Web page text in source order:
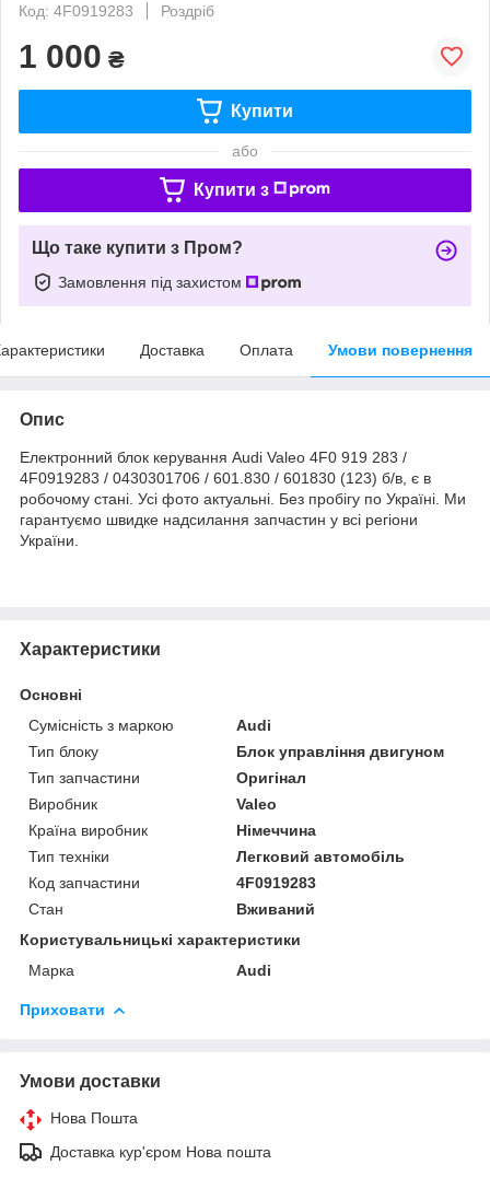
Код: 4F0919283
Роздріб
1 000 ₴
Купити
або
Купити з
Що таке купити з Пром?
Замовлення під захистом
Доставка Оплата Умови повернення
Опис
Електронний блок керування Audi Valeo 4F0 919 283 /
4F0919283 / 0430301706 / 601.830 / 601830 (123) б/в, є в
робочому стані. Усі фото актуальні. Без пробігу по Україні. Ми
гарантуємо швидке надсилання запчастин у всі регіони
України.
Характеристики
Основні
Сумісність з маркою
Audi
Тип блоку
Блок управління двигуном
Тип запчастини
Оригінал
Виробник
Valeo
Країна виробник
Німеччина
Тип техніки
Легковий автомобіль
Код запчастини
4F0919283
Стан
Вживаний
Користувальницькі характеристики
Марка
Audi
Приховати
Умови доставки
Нова Пошта
Доставка кур'єром Нова пошта